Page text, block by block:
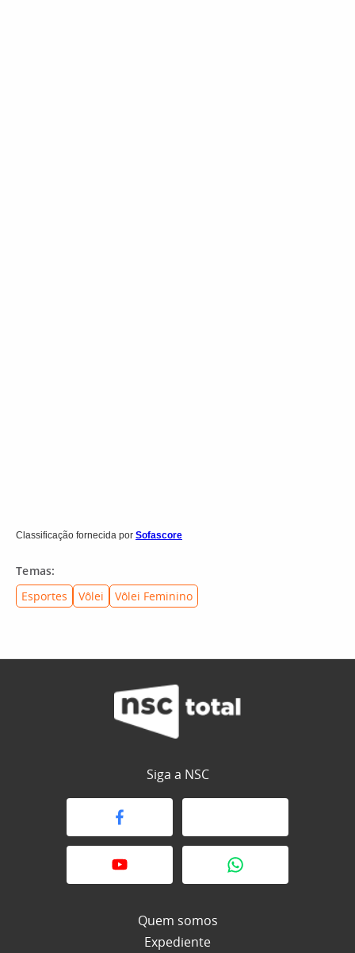
Classificação fornecida por Sofascore
Temas:
Esportes
Vôlei Vôlei Feminino
Siga a NSC
Quem somos
Expediente